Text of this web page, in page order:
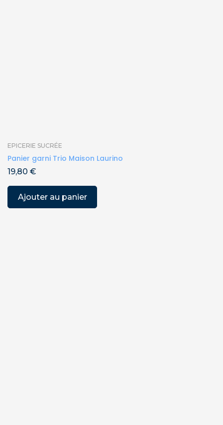
EPICERIE SUCRÉE
Panier garni Trio Maison Laurino
19,80 €
Ajouter au panier